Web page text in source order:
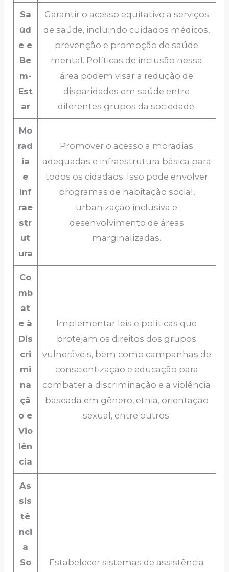
Sa
úd
e e
Be
m-
Est
ar
Garantir o acesso equitativo a serviços
de saúde, incluindo cuidados médicos,
prevenção e promoção de saúde
mental. Políticas de inclusão nessa
área podem visar a redução de
disparidades em saúde entre
diferentes grupos da sociedade.
Mo
rad
ia
e
Inf
rae
str
ut
ura
Promover o acesso a moradias
adequadas e infraestrutura básica para
todos os cidadãos. Isso pode envolver
programas de habitação social,
urbanização inclusiva e
desenvolvimento de áreas
marginalizadas.
Co
mb
at
e à
Dis
cri
mi
na
çã
o e
Vio
lên
cia
Implementar leis e políticas que
protejam os direitos dos grupos
vulneráveis, bem como campanhas de
conscientização e educação para
combater a discriminação e a violência
baseada em gênero, etnia, orientação
sexual, entre outros.
As
sis
tê
nci
a
So
Estabelecer sistemas de assistência